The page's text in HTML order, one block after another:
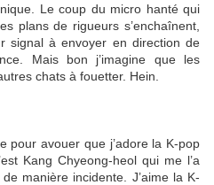
Le coup du micro hanté qui
plans de rigueurs s’enchaînent,
signal à envoyer en direction de
Mais bon j’imagine que les
chats à fouetter. Hein.
pour avouer que j’adore la K-pop
Kang Chyeong-heol qui me l’a
manière incidente. J’aime la K-